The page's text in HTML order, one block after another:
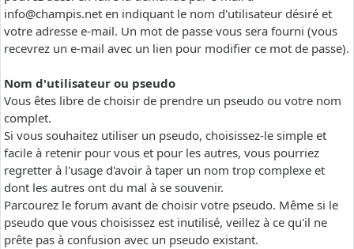
info@champis.net en indiquant le nom d'utilisateur désiré et
votre adresse e-mail. Un mot de passe vous sera fourni (vous
recevrez un e-mail avec un lien pour modifier ce mot de passe).
Nom d'utilisateur ou pseudo
Vous êtes libre de choisir de prendre un pseudo ou votre nom
complet.
Si vous souhaitez utiliser un pseudo, choisissez-le simple et
facile à retenir pour vous et pour les autres, vous pourriez
regretter à l'usage d'avoir à taper un nom trop complexe et
dont les autres ont du mal à se souvenir.
Parcourez le forum avant de choisir votre pseudo. Même si le
pseudo que vous choisissez est inutilisé, veillez à ce qu'il ne
prête pas à confusion avec un pseudo existant.